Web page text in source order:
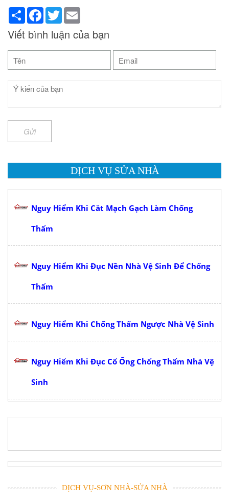
ShareFacebook
Twitter
Viết bình luận của bạn
Gửi
DỊCH VỤ SỬA NHÀ
Nguy Hiểm Khi Cắt Mạch Gạch Làm Chống
Thấm
Nguy Hiểm Khi Đục Nền Nhà Vệ Sinh Để Chống
Thấm
Nguy Hiểm Khi Chống Thấm Ngược Nhà Vệ Sinh
Nguy Hiểm Khi Đục Cổ Ống Chống Thấm Nhà Vệ
Sinh
DỊCH VỤ-SƠN NHÀ-SỬA NHÀ